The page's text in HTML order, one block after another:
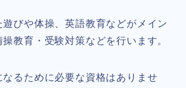
びや体操、英語教育などがメイン
教育・受験対策などを行います。
るために必要な資格はありませ